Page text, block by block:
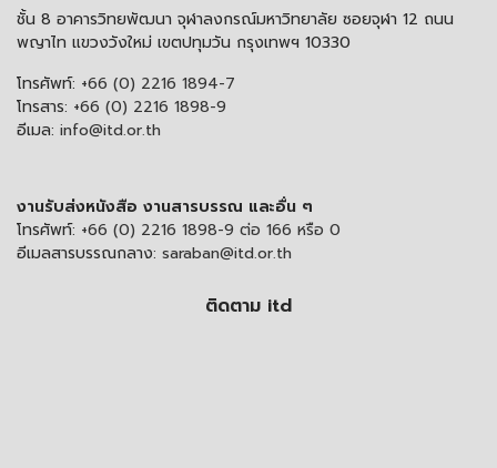
ชั้น 8 อาคารวิทยพัฒนา จุฬาลงกรณ์มหาวิทยาลัย ซอยจุฬา 12 ถนน
พญาไท แขวงวังใหม่ เขตปทุมวัน กรุงเทพฯ 10330
โทรศัพท์: +66 (0) 2216 1894-7
โทรสาร: +66 (0) 2216 1898-9
อีเมล: info@itd.or.th
งานรับส่งหนังสือ งานสารบรรณ และอื่น ๆ
โทรศัพท์: +66 (0) 2216 1898-9 ต่อ 166 หรือ 0
อีเมลสารบรรณกลาง: saraban@itd.or.th
ติดตาม itd